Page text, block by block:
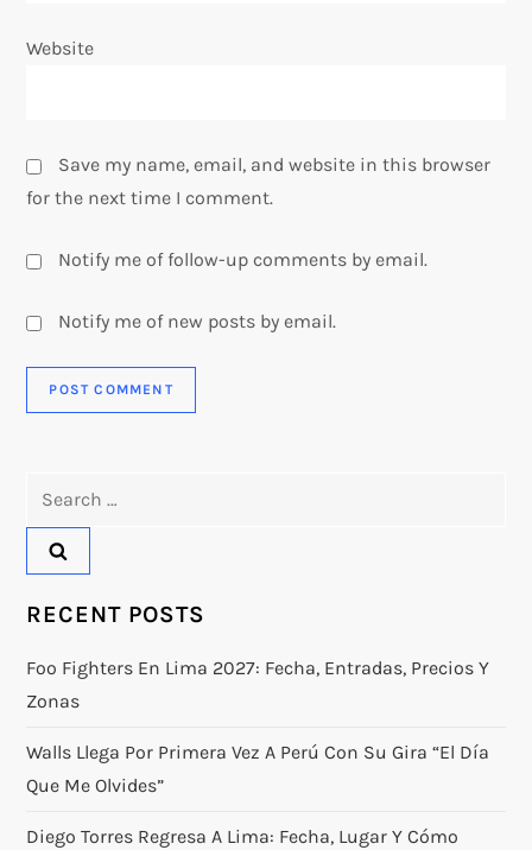
Website
Save my name, email, and website in this browser
for the next time I comment.
Notify me of follow-up comments by email.
Notify me of new posts by email.
RECENT POSTS
Foo Fighters En Lima 2027: Fecha, Entradas, Precios Y
Zonas
Walls Llega Por Primera Vez A Perú Con Su Gira “El Día
Que Me Olvides”
Diego Torres Regresa A Lima: Fecha, Lugar Y Cómo